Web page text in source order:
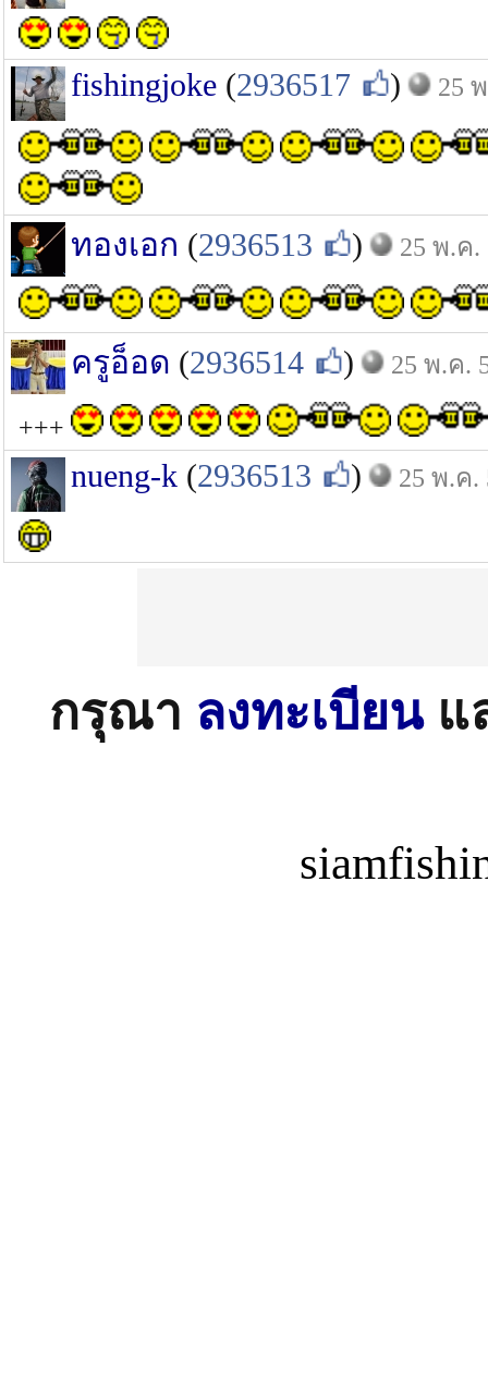
fishingjoke (2936517 ) 25
ทองเอก (2936513 ) 25 พ.ค.
ครูอ็อด (2936514 ) 25 พ.ค.
+++
nueng-k (2936513 ) 25 พ.ค.
กรุณา ลงทะเบียนแ